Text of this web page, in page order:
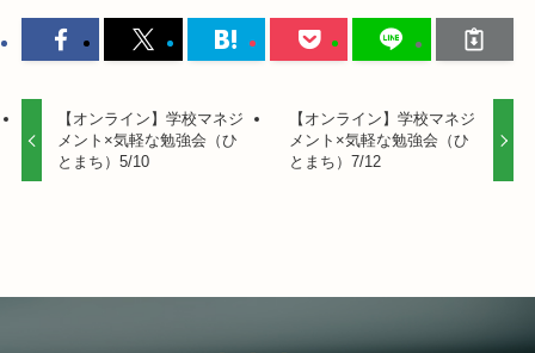
【オンライン】学校マネジ
メント×気軽な勉強会（ひ
とまち）5/10
【オンライン】学校マネジ
メント×気軽な勉強会（ひ
とまち）7/12